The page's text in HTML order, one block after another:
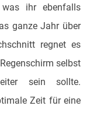
was ihr ebenfalls
ganze Jahr über
regnet es
selbst
sein sollte.
Zeit für eine